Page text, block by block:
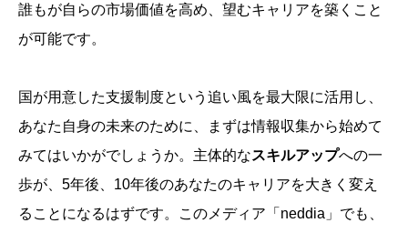
誰もが自らの市場価値を高め、望むキャリアを築くこと
が可能です。
国が用意した支援制度という追い風を最大限に活用し、
あなた自身の未来のために、まずは情報収集から始めて
みてはいかがでしょうか。主体的なスキルアップへの一
歩が、5年後、10年後のあなたのキャリアを大きく変え
ることになるはずです。このメディア「neddia」でも、